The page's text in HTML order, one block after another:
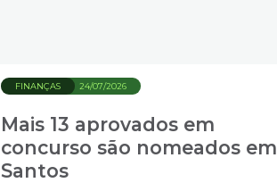
24/07/2026
FINANÇAS
Mais 13 aprovados em
concurso são nomeados em
Santos